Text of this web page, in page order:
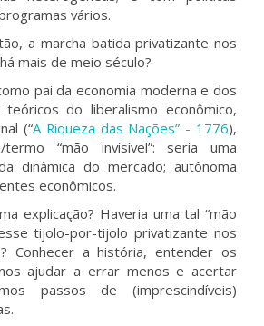
vários.
a marcha batida privatizante nos
mais de meio século?
pai da economia moderna e dos
do liberalismo econômico,
(“A Riqueza das Nações” - 1776),
“mão invisível”: seria uma
dinâmica do mercado; autônoma
econômicos.
explicação? Haveria uma tal “mão
tijolo-por-tijolo privatizante nos
Conhecer a história, entender os
ajudar a errar menos e acertar
passos de (imprescindíveis)